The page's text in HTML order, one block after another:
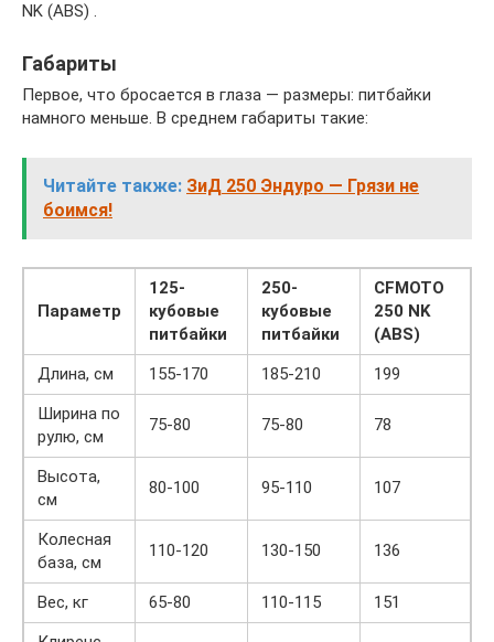
NK (ABS) .
Габариты
Первое, что бросается в глаза — размеры: питбайки
намного меньше. В среднем габариты такие:
Читайте также: ЗиД 250 Эндуро — Грязи не
боимся!
Параметр
125-
кубовые
питбайки
250-
кубовые
питбайки
CFMOTO
250 NK
(ABS)
Длина, см
155-170 185-210
199
Ширина по
рулю, см
75-80 75-80 78
Высота,
см
80-100 95-110 107
Колесная
база, см
110-120 130-150 136
Вес, кг 65-80 110-115
151